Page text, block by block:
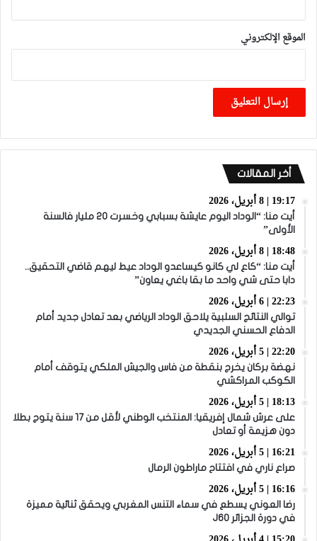
الموقع الإلكتروني
أخر المقالات
19:17 | 8 أبريل، 2026
أيت منا: “الوداد اليوم عايشة بسبابي وخسرت 20 مليار فالسنة
الأولى”
18:48 | 8 أبريل، 2026
أيت منا: “كاع لي كانو كيساعدو الوداد عيط ليهم قاضي التحقيق..
دابا حتى شي واحد ما بقا باغي يعاون”
22:23 | 6 أبريل، 2026
توالي النتائج السلبية يلاحق الوداد الرياضي بعد تعادل جديد أمام
الدفاع الحسني الجديدي
22:20 | 5 أبريل، 2026
نهضة بركان يخرج بنقطة من فاس والجيش الملكي يتوقف أمام
الكوكب المراكشي
18:13 | 5 أبريل، 2026
على عرش شمال إفريقيا: المنتخب الوطني لأقل من 17 سنة يتوج بطلا
دون هزيمة أو تعادل
16:21 | 5 أبريل، 2026
صراع ناري في افتتاح ماراطون الرمال
16:16 | 5 أبريل، 2026
رضا العوني يسطع في سماء التنس المغربي ويحقق ثنائية مميزة
في دورة الجزائر J60